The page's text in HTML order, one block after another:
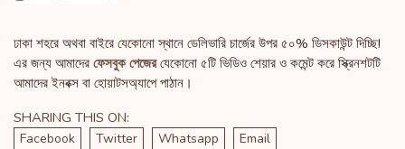
ঢাকা শহরে অথবা বাইরে যেকোনো স্থানে ডেলিভারি চার্জের উপর ৫০% ডিসকাউন্ট দিচ্ছি!
এর জন্য আমাদের ফেসবুক পেজেরযেকোনো ৫টি ভিডিও শেয়ার ও কমেন্ট করে স্ক্রিনশটটি
আমাদের ইনবক্স বা হোয়াটসঅ্যাপে পাঠান।
SHARING THIS ON:
Facebook Twitter Whatsapp Email